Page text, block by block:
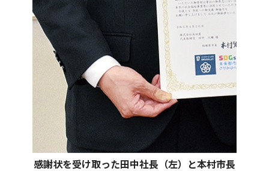
感謝状を受け取った田中社長（左）と本村市長